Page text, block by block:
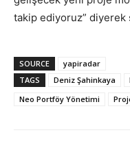
takip ediyoruz”
SOURCE
yapiradar
TAGS
Deniz Şahinkaya
Neo Portföy Yönetimi